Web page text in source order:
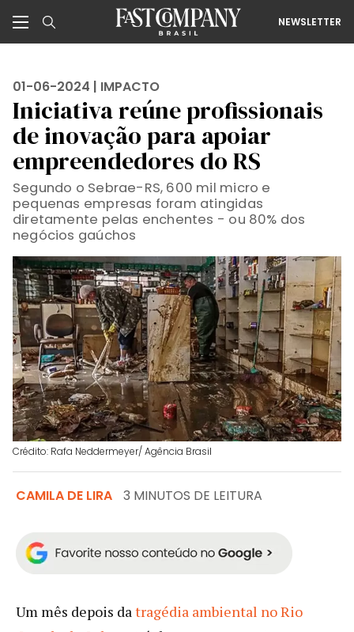
NEWSLETTER
01-06-2024 | IMPACTO
Iniciativa reúne profissionais
de inovação para apoiar
empreendedores do RS
Segundo o Sebrae-RS, 600 mil micro e
pequenas empresas foram atingidas
diretamente pelas enchentes - ou 80% dos
negócios gaúchos
Crédito: Rafa Neddermeyer/ Agência Brasil
CAMILA DE LIRA 3 MINUTOS DE LEITURA
Um mês depois datragédia ambiental no Rio